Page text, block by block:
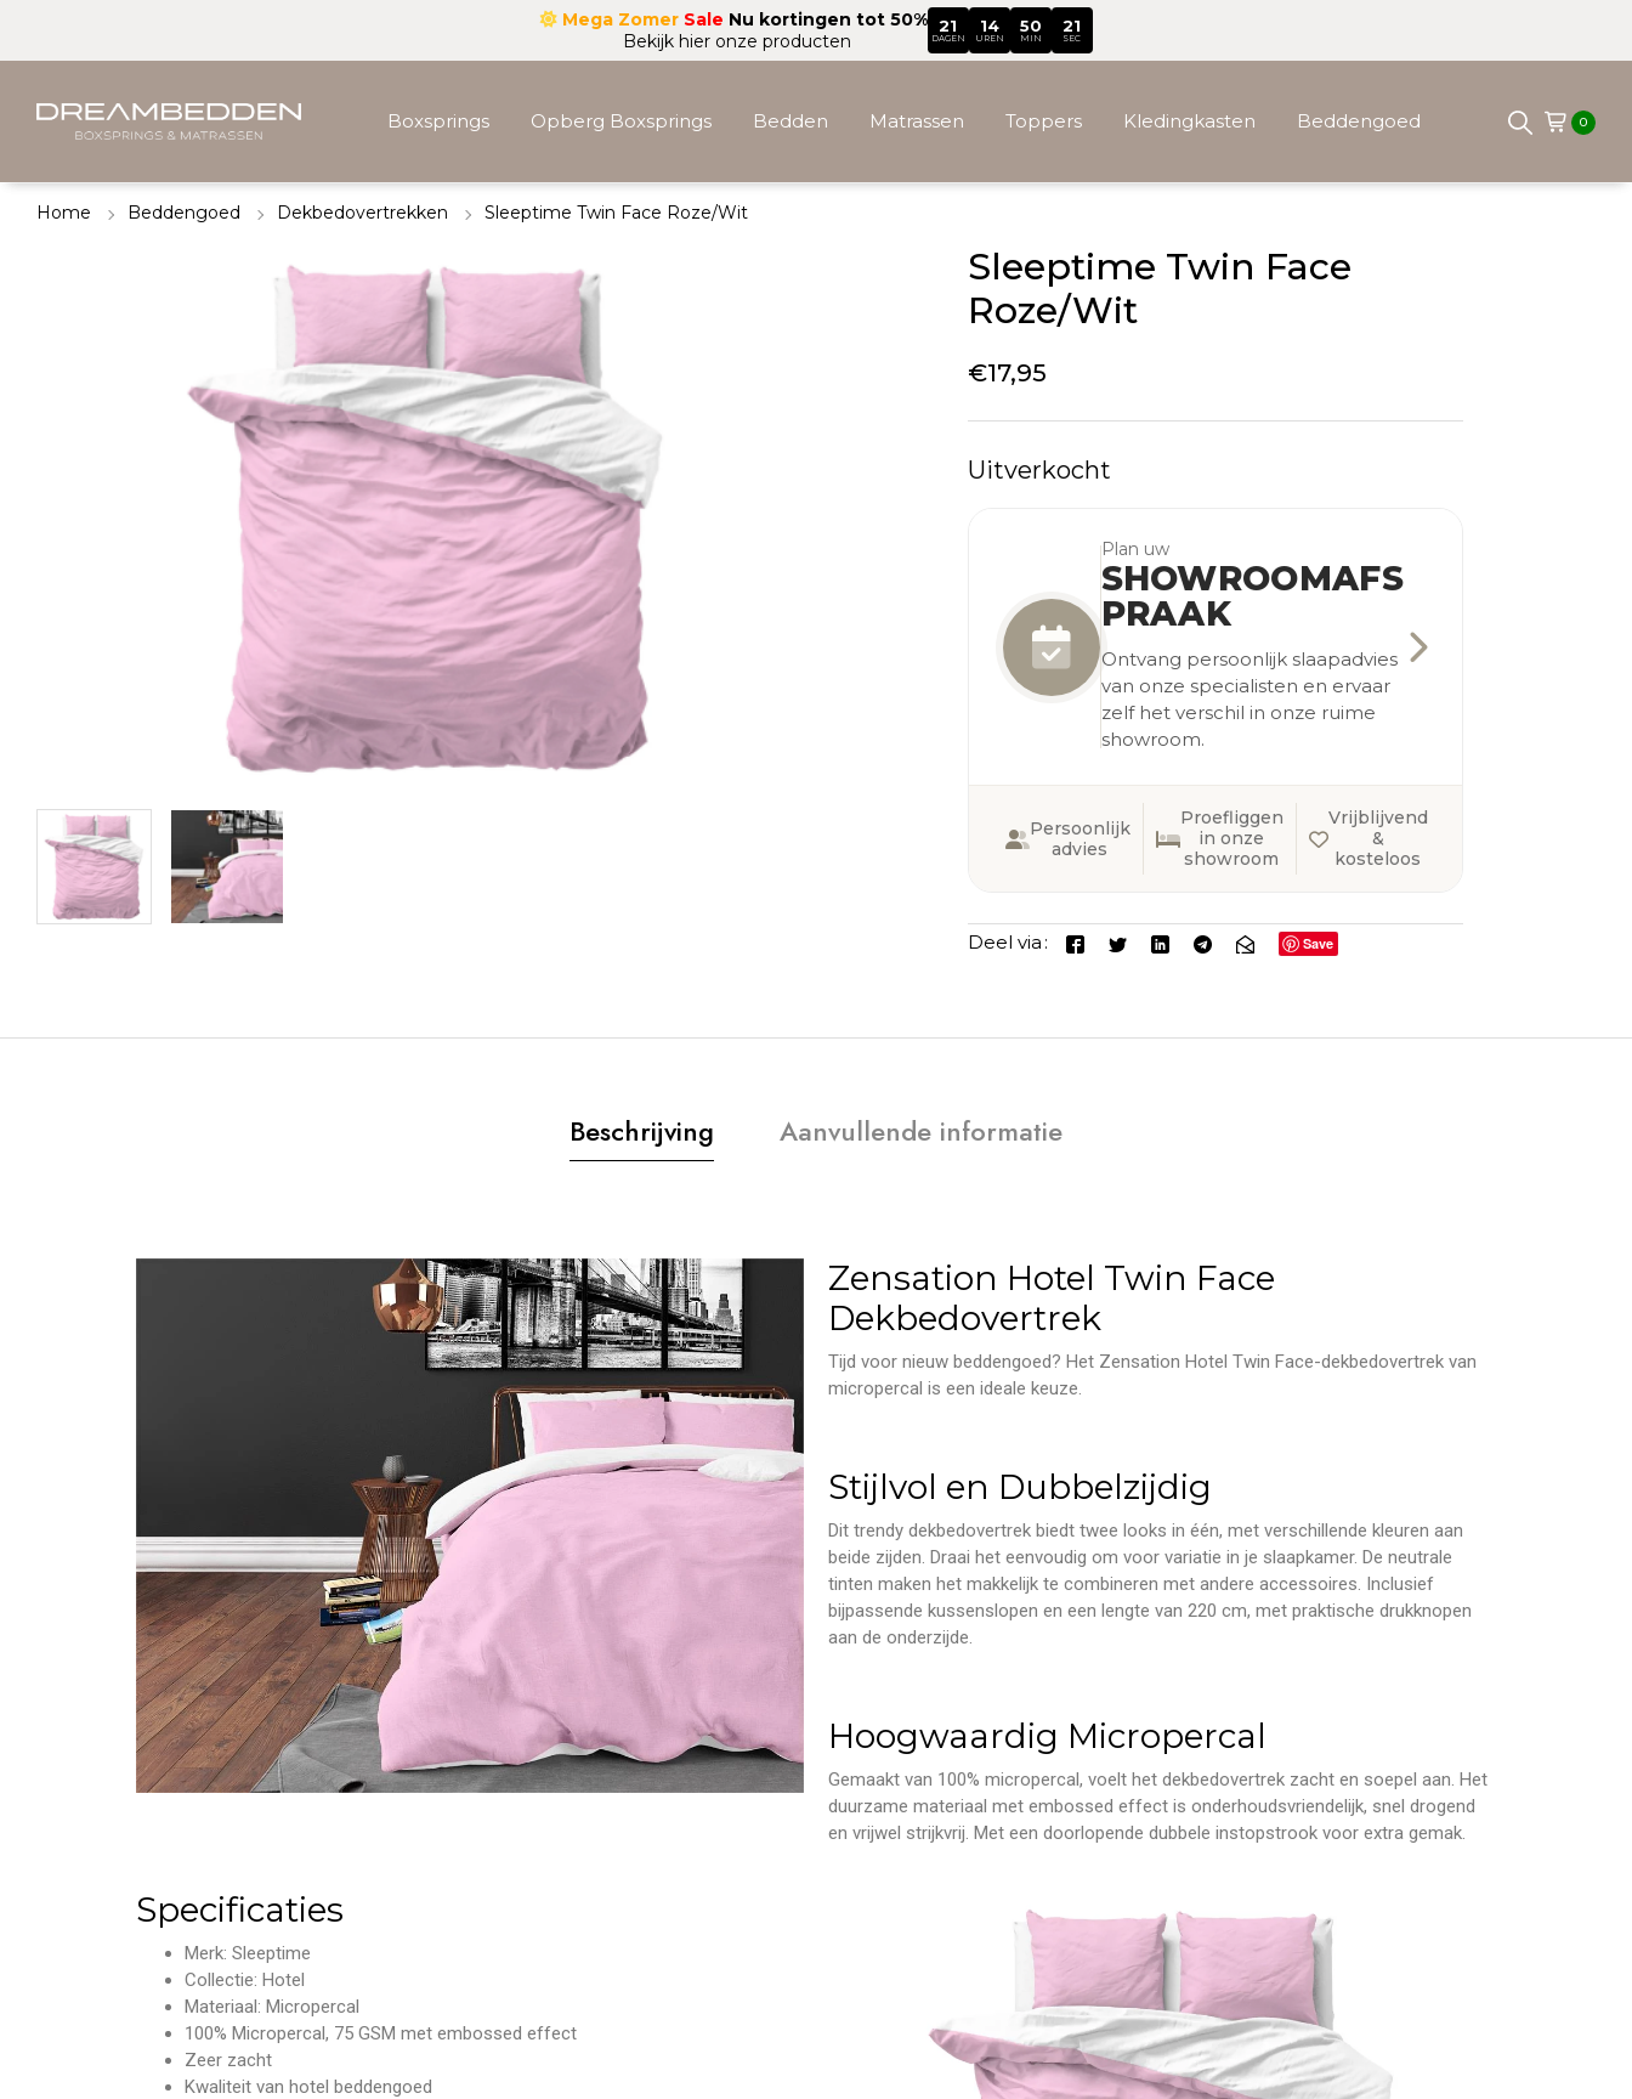
Mega Zomer Sale Nu kortingen tot 50%
Bekijk hier onze producten
21
DAGEN
14
UREN
50
MIN
19
SEC
Boxsprings Opberg Boxsprings Bedden Matrassen Toppers Kledingkasten Beddengoed 0
Home Beddengoed Dekbedovertrekken Sleeptime Twin Face Roze/Wit
Sleeptime Twin Face
Roze/Wit
€17,95
Uitverkocht
Plan uw
SHOWROOMAFS
PRAAK
Ontvang persoonlijk slaapadvies
van onze specialisten en ervaar
zelf het verschil in onze ruime
showroom.
Persoonlijk
advies
Proefliggen
in onze
showroom
Vrijblijvend
&
kosteloos
Deel via Save
Beschrijving Aanvullende informatie
Zensation Hotel Twin Face
Dekbedovertrek
Tijd voor nieuw beddengoed? Het Zensation Hotel Twin Face-dekbedovertrek van
micropercal is een ideale keuze.
Stijlvol en Dubbelzijdig
Dit trendy dekbedovertrek biedt twee looks in één, met verschillende kleuren aan
beide zijden. Draai het eenvoudig om voor variatie in je slaapkamer. De neutrale
tinten maken het makkelijk te combineren met andere accessoires. Inclusief
bijpassende kussenslopen en een lengte van 220 cm, met praktische drukknopen
aan de onderzijde.
Hoogwaardig Micropercal
Gemaakt van 100% micropercal, voelt het dekbedovertrek zacht en soepel aan. Het
duurzame materiaal met embossed effect is onderhoudsvriendelijk, snel drogend
en vrijwel strijkvrij. Met een doorlopende dubbele instopstrook voor extra gemak.
Specificaties
Merk: Sleeptime
Collectie: Hotel
Materiaal: Micropercal
100% Micropercal, 75 GSM met embossed effect
Zeer zacht
Kwaliteit van hotel beddengoed